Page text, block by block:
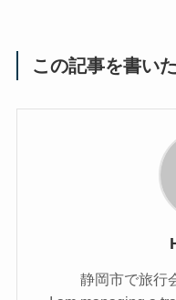
この記事を書い
静岡市で旅行